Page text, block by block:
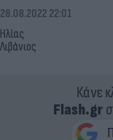
Ηλίας
Λιβάνιος
28.08.2022 22:01
Κάνε
Flash.gr